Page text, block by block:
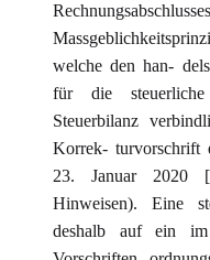
welche den han-
für die
Steuerbilanz
Korrek- turvorschrift
23. Januar 2020
Hinweisen). Eine
deshalb auf ein im